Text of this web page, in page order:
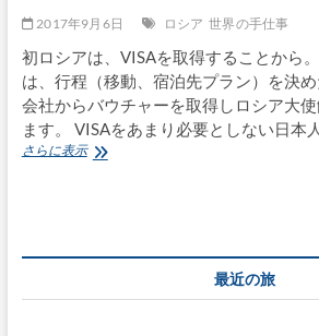
2017年9月6日 ロシア 世界の手仕事
初ロシアは、VISAを取得することから
は、行程（移動、宿泊先プラン）を決
会社からバウチャーを取得しロシア大
ます。 VISAをあまり必要としない日本
さらに表示ロ
最近の旅